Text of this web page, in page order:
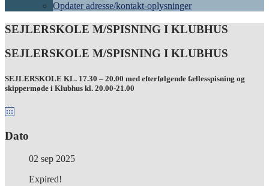
Opdater adresse/kontakt-oplysninger
SEJLERSKOLE M/SPISNING I KLUBHUS
SEJLERSKOLE M/SPISNING I KLUBHUS
SEJLERSKOLE KL. 17.30 – 20.00 med efterfølgende fællesspisning og
skippermøde i Klubhus kl. 20.00-21.00
Dato
02 sep 2025
Expired!